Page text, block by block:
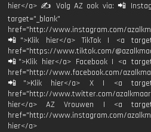
hier</a> ✍ Volg AZ ook via: 📲
target="_blank"
href="http://www.instagram.com/
📲">Klik hier</a> TikTok | <a
href="https://www.tiktok.com/
📲">Klik hier</a> Facebook | <a
href="http://www.facebook.com/
📲">Klik hier</a> X | <a
href="http://www.twitter.com/
hier</a> AZ Vrouwen | <a
href="http://www.instagram.com/
hier</a>